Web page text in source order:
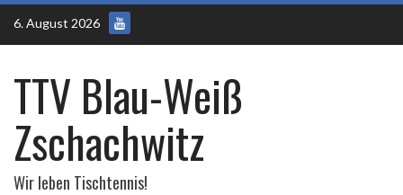
Skip
content
6. August 2026
TTV Blau-Weiß
Zschachwitz
Wir leben Tischtennis!